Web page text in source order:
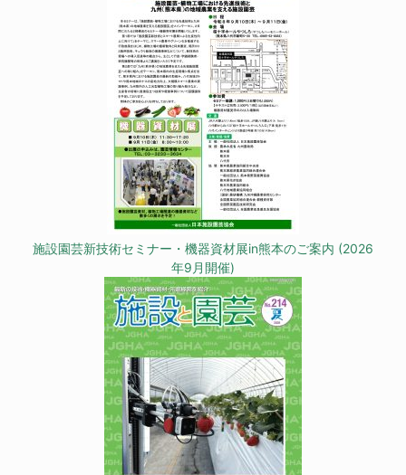
施設園芸新技術セミナー・機器資材展in熊本のご案内 (2026
年9月開催)